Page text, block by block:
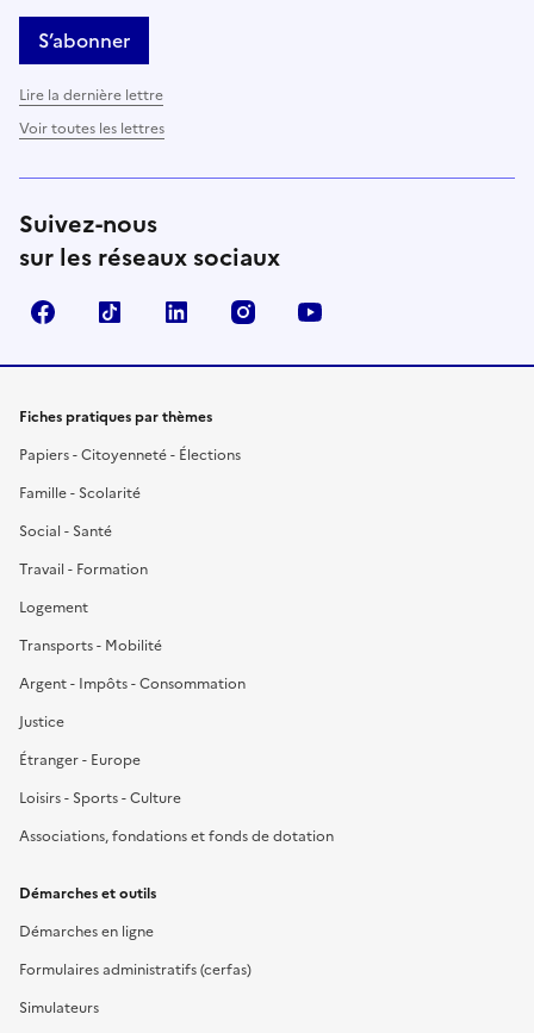
S’abonner
Lire la dernière lettre
Voir toutes les lettres
Suivez-nous
sur les réseaux sociaux
FacebookTikTok LinkedIn Instagram
Fiches pratiques par thèmes
Papiers - Citoyenneté - Élections
Famille - Scolarité
Social - Santé
Travail - Formation
Logement
Transports - Mobilité
Argent - Impôts - Consommation
Justice
Étranger - Europe
Loisirs - Sports - Culture
Associations, fondations et fonds de dotation
Démarches et outils
Démarches en ligne
Formulaires administratifs (cerfas)
Simulateurs